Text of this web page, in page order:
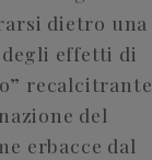
dietro una
effetti di
recalcitrante
del
erbacce dal